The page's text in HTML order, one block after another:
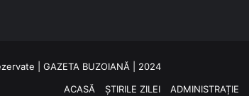
| GAZETA BUZOIANĂ | 2024
ACASĂ
ȘTIRILE ZILEI ADMINISTRAȚIE